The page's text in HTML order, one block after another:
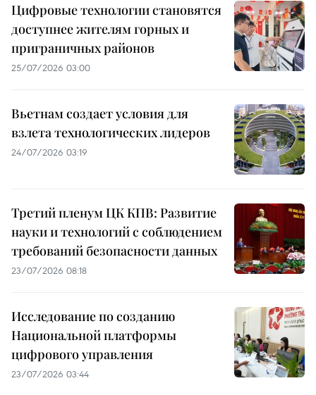
Цифровые технологии становятся
доступнее жителям горных и
приграничных районов
25/07/2026 03:00
Вьетнам создает условия для
взлета технологических лидеров
24/07/2026 03:19
Третий пленум ЦК КПВ: Развитие
науки и технологий с соблюдением
требований безопасности данных
23/07/2026 08:18
Исследование по созданию
Национальной платформы
цифрового управления
23/07/2026 03:44